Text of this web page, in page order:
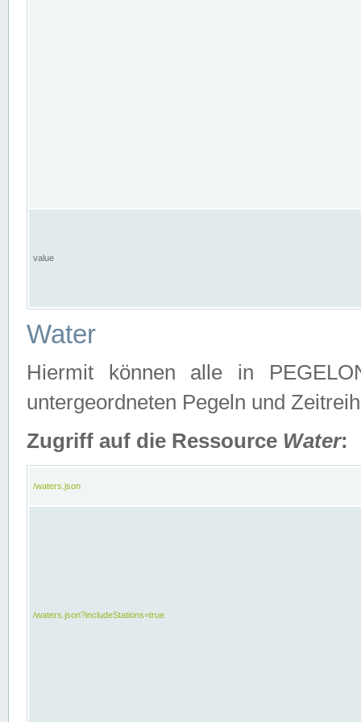
value
Water
Hiermit können alle in
untergeordneten Pegeln und
Zugriff auf die Ressource Water:
/waters.json
/waters.json?includeStations=true